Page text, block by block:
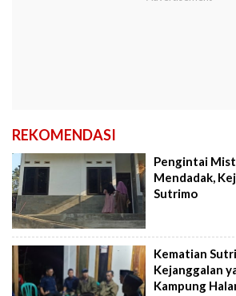
REKOMENDASI
Pengintai
Mendadak,
Sutrimo
Kematian
Kejanggalan
Kampung